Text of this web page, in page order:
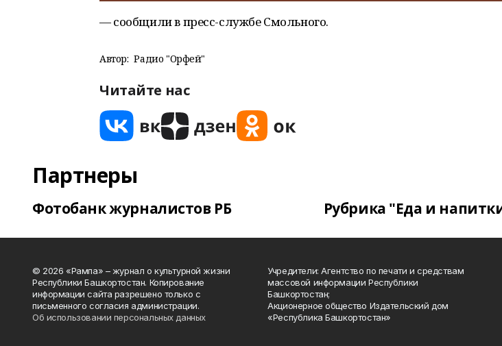
— сообщили в пресс-службе Смольного.
Автор: Радио "Орфей"
Читайте нас
Партнеры
Фотобанк журналистов РБ Рубрика "Еда и
© 2026 «Рампа» – журнал о культурной жизни
Республики Башкортостан. Копирование
информации сайта разрешено только с
письменного согласия администрации.
Об использовании персональных данных
Учредители: Агентство по печати и средствам
массовой информации Республики
Башкортостан;
Акционерное общество Издательский дом
«Республика Башкортостан»